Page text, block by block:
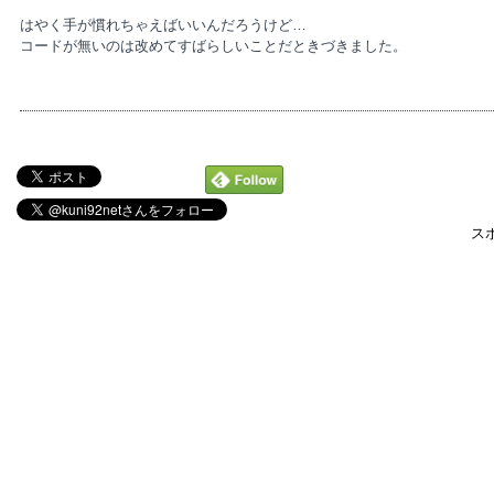
はやく手が慣れちゃえばいいんだろうけど…
コードが無いのは改めてすばらしいことだときづきました。
ス